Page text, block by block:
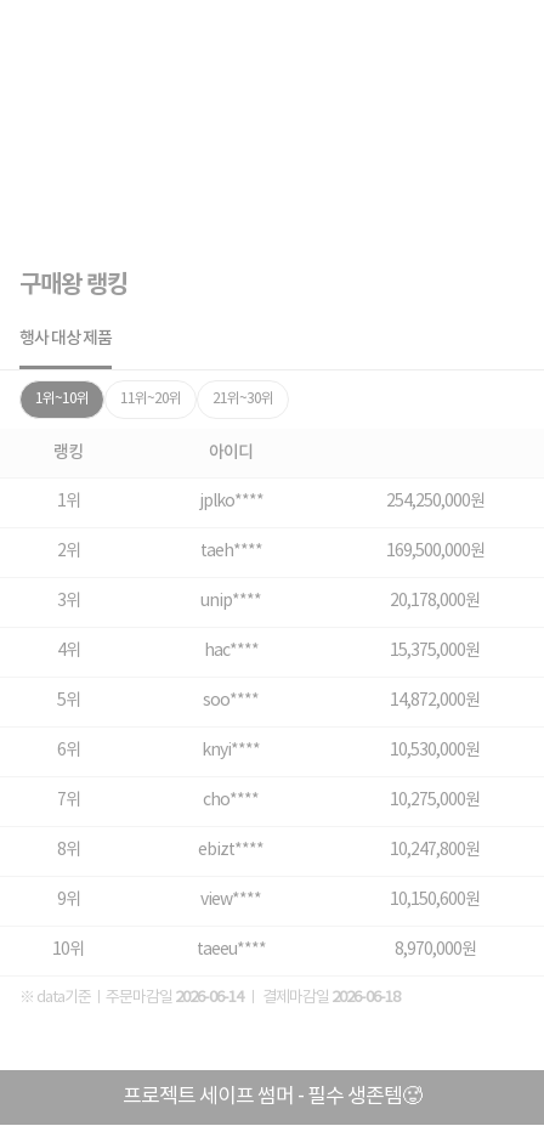
구매왕 랭킹
행사 대상 제품
1위~10위 11위~20위 21위~30위
랭킹 아이디
1위 jplko**** 254,250,000원
2위 taeh**** 169,500,000원
3위 unip**** 20,178,000원
4위 hac**** 15,375,000원
5위 soo**** 14,872,000원
6위 knyi**** 10,530,000원
7위 cho**** 10,275,000원
8위 ebizt**** 10,247,800원
9위 view**** 10,150,600원
10위 taeeu**** 8,970,000원
※ data기준ㅣ주문마감일 2026-06-14ㅣ 결제마감일 2026-06-18
프로젝트 세이프 썸머 - 필수 생존템🥵